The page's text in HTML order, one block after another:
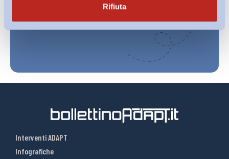
Rifiuta
Interventi ADAPT
Infografiche